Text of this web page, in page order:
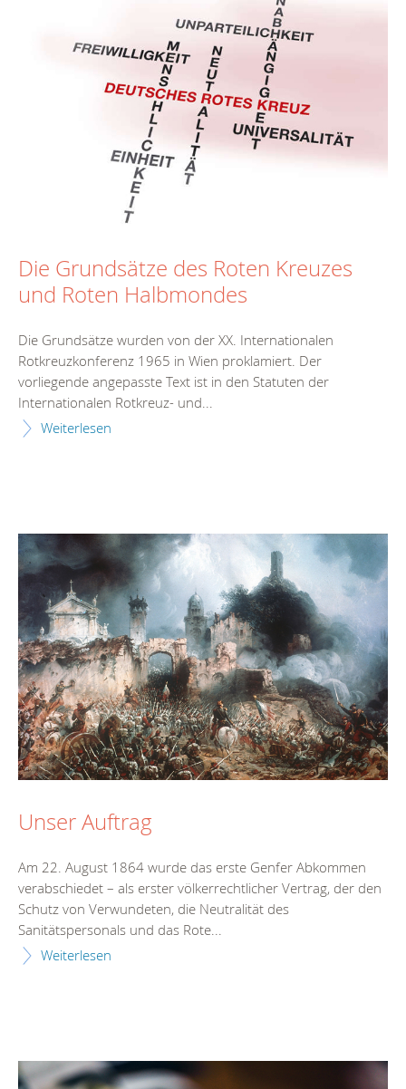
Die Grundsätze des Roten Kreuzes
und Roten Halbmondes
Die Grundsätze wurden von der XX. Internationalen
Rotkreuzkonferenz 1965 in Wien proklamiert. Der
vorliegende angepasste Text ist in den Statuten der
Internationalen Rotkreuz- und...
Weiterlesen
Unser Auftrag
Am 22. August 1864 wurde das erste Genfer Abkommen
verabschiedet – als erster völkerrechtlicher Vertrag, der den
Schutz von Verwundeten, die Neutralität des
Sanitätspersonals und das Rote...
Weiterlesen